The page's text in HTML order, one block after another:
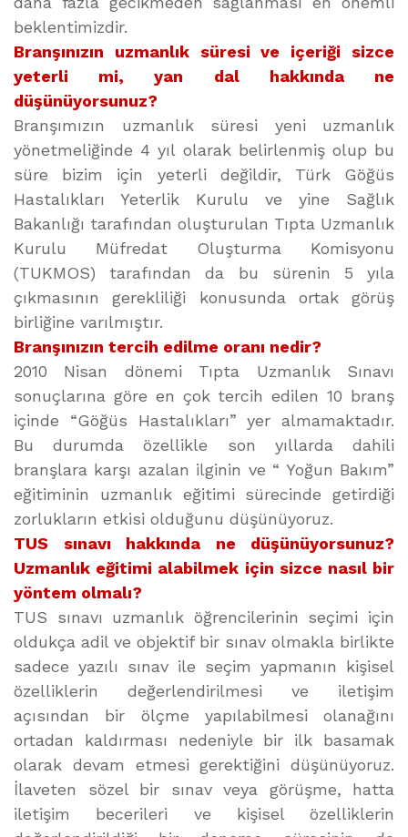
beklentimizdir.
Branşınızın uzmanlık süresi ve içeriği sizce
yeterli mi, yan dal hakkında ne
düşünüyorsunuz?
Branşımızın uzmanlık süresi yeni uzmanlık
yönetmeliğinde 4 yıl olarak belirlenmiş olup bu
süre bizim için yeterli değildir, Türk Göğüs
Hastalıkları Yeterlik Kurulu ve yine Sağlık
Bakanlığı tarafından oluşturulan Tıpta Uzmanlık
Kurulu Müfredat Oluşturma Komisyonu
(TUKMOS) tarafından da bu sürenin 5 yıla
çıkmasının gerekliliği konusunda ortak görüş
birliğine varılmıştır.
Branşınızın tercih edilme oranı nedir?
2010 Nisan dönemi Tıpta Uzmanlık Sınavı
sonuçlarına göre en çok tercih edilen 10 branş
içinde “Göğüs Hastalıkları” yer almamaktadır.
Bu durumda özellikle son yıllarda dahili
branşlara karşı azalan ilginin ve “ Yoğun Bakım”
eğitiminin uzmanlık eğitimi sürecinde getirdiği
zorlukların etkisi olduğunu düşünüyoruz.
TUS sınavı hakkında ne düşünüyorsunuz?
Uzmanlık eğitimi alabilmek için sizce nasıl bir
yöntem olmalı?
TUS sınavı uzmanlık öğrencilerinin seçimi için
oldukça adil ve objektif bir sınav olmakla birlikte
sadece yazılı sınav ile seçim yapmanın kişisel
özelliklerin değerlendirilmesi ve iletişim
açısından bir ölçme yapılabilmesi olanağını
ortadan kaldırması nedeniyle bir ilk basamak
olarak devam etmesi gerektiğini düşünüyoruz.
İlaveten sözel bir sınav veya görüşme, hatta
iletişim becerileri ve kişisel özelliklerin